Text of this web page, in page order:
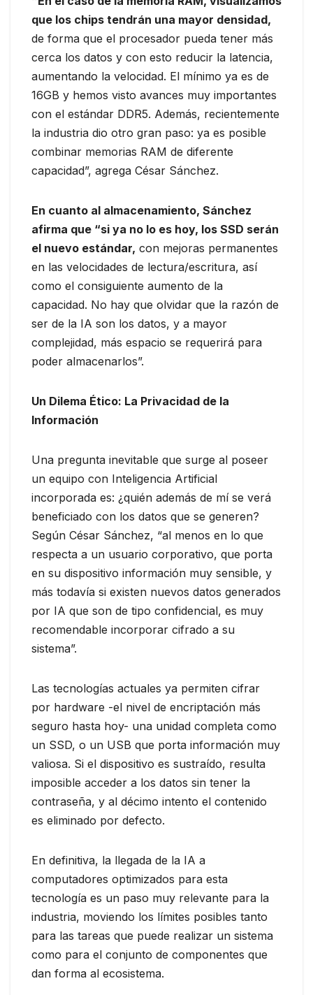
que los chips tendrán una mayor densidad,
de forma que el procesador pueda tener más
cerca los datos y con esto reducir la latencia,
aumentando la velocidad. El mínimo ya es de
16GB y hemos visto avances muy importantes
con el estándar DDR5. Además, recientemente
la industria dio otro gran paso: ya es posible
combinar memorias RAM de diferente
capacidad”, agrega César Sánchez.
En cuanto al almacenamiento, Sánchez
afirma que “si ya no lo es hoy, los SSD serán
el nuevo estándar, con mejoras permanentes
en las velocidades de lectura/escritura, así
como el consiguiente aumento de la
capacidad. No hay que olvidar que la razón de
ser de la IA son los datos, y a mayor
complejidad, más espacio se requerirá para
poder almacenarlos”.
Un Dilema Ético: La Privacidad de la
Información
Una pregunta inevitable que surge al poseer
un equipo con Inteligencia Artificial
incorporada es: ¿quién además de mí se verá
beneficiado con los datos que se generen?
Según César Sánchez, “al menos en lo que
respecta a un usuario corporativo, que porta
en su dispositivo información muy sensible, y
más todavía si existen nuevos datos generados
por IA que son de tipo confidencial, es muy
recomendable incorporar cifrado a su
sistema”.
Las tecnologías actuales ya permiten cifrar
por hardware -el nivel de encriptación más
seguro hasta hoy- una unidad completa como
un SSD, o un USB que porta información muy
valiosa. Si el dispositivo es sustraído, resulta
imposible acceder a los datos sin tener la
contraseña, y al décimo intento el contenido
es eliminado por defecto.
En definitiva, la llegada de la IA a
computadores optimizados para esta
tecnología es un paso muy relevante para la
industria, moviendo los límites posibles tanto
para las tareas que puede realizar un sistema
como para el conjunto de componentes que
dan forma al ecosistema.